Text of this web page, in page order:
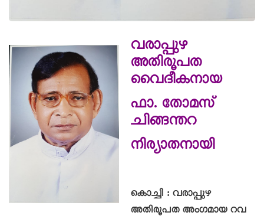
വരാപ്പുഴ
അതിരൂപത
വൈദീകനായ
ഫാ. തോമസ്
ചിങ്ങന്തറ
നിര്യാതനായി
കൊച്ചി : വരാപ്പുഴ
അതിരൂപത അംഗമായ റവ